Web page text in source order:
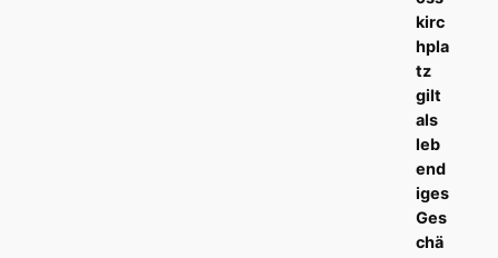
kirc
hpla
tz
gilt
als
leb
end
iges
Ges
chä